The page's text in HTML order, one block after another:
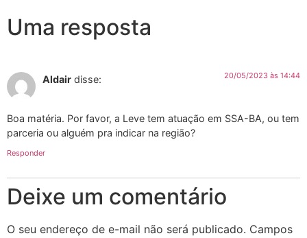
Uma resposta
Aldair disse: 20/05/2023 às 14:44
Boa matéria. Por favor, a Leve tem atuação em SSA-BA, ou tem
parceria ou alguém pra indicar na região?
Responder
Deixe um comentário
O seu endereço de e-mail não será publicado. Campos